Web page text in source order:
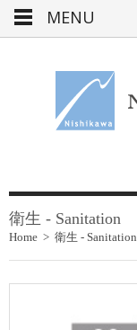
衛生 - Sanitation
Home > 衛生 - Sanitation
MENU